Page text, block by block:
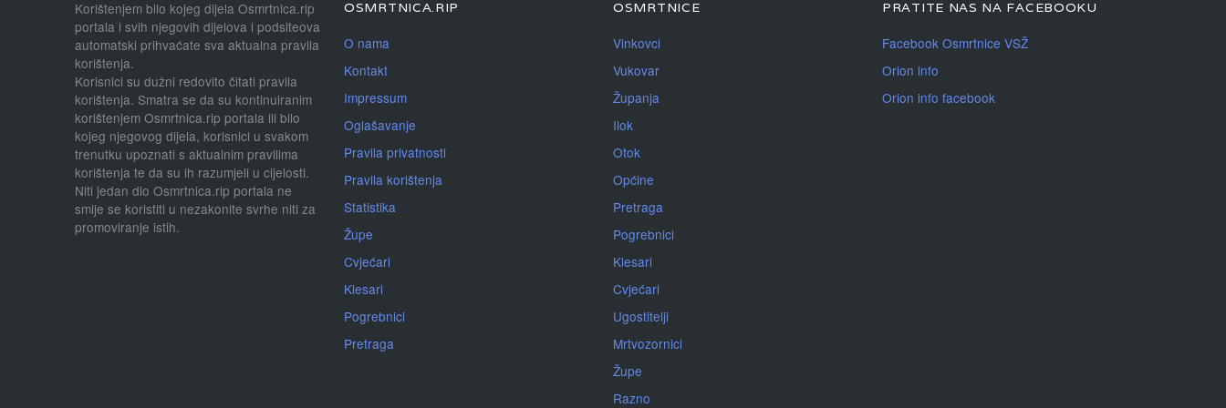
Korištenjem bilo kojeg dijela Osmrtnica.rip
portala i svih njegovih dijelova i podsiteova
automatski prihvaćate sva aktualna pravila
korištenja.
Korisnici su dužni redovito čitati pravila
korištenja. Smatra se da su kontinuiranim
korištenjem Osmrtnica.rip portala ili bilo
kojeg njegovog dijela, korisnici u svakom
trenutku upoznati s aktualnim pravilima
korištenja te da su ih razumjeli u cijelosti.
Niti jedan dio Osmrtnica.rip portala ne
smije se koristiti u nezakonite svrhe niti za
promoviranje istih.
OSMRTNICA.RIP
O nama
Kontakt
Impressum
Oglašavanje
Pravila privatnosti
Pravila korištenja
Statistika
Župe
Cvjećari
Klesari
Pogrebnici
Pretraga
OSMRTNICE
Vinkovci
Vukovar
Županja
Ilok
Otok
Općine
Pretraga
Pogrebnici
Klesari
Cvjećari
Ugostitelji
Mrtvozornici
Župe
Razno
PRATITE NAS NA FACEBOOKU
Facebook Osmrtnice VSŽ
Orion info
Orion info facebook